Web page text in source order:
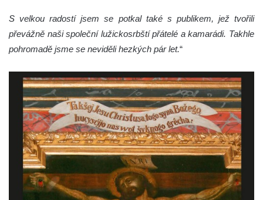
S velkou radostí jsem se potkal také s publikem, jež tvořili
převážně naši společní lužickosrbští přátelé a kamarádi. Takhle
pohromadě jsme se neviděli hezkých pár let.“